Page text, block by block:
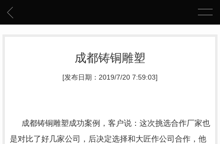
成都铸铜雕塑
[发布日期：2019/7/20 7:59:03]
成都铸铜雕塑成功案例，客户说：这次挑选合作厂家也
是对比了好几家公司，后决定选择和大匠作公司合作，他